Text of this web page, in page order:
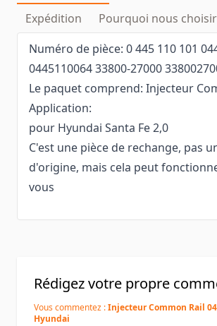
Expédition
Pourquoi nous choisir
Numéro de pièce: 0 445 110 101
0445110064 33800-27000
Le paquet comprend: Injecteur
Application:
pour Hyundai Santa Fe 2,0
C'est une pièce de rechange, pas
d'origine, mais cela peut
vous
Rédigez votre propre
Vous commentez :Injecteur Common Rail
Hyundai